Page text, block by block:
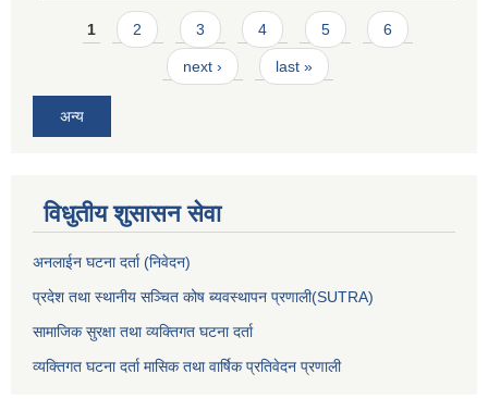
Pages
1 2 3 4 5 6
next › last »
अन्य
विधुतीय शुसासन सेवा
अनलाईन घटना दर्ता (निवेदन)
प्रदेश तथा स्थानीय सञ्चित कोष ब्यवस्थापन प्रणाली(SUTRA)
सामाजिक सुरक्षा तथा व्यक्तिगत घटना दर्ता
व्यक्तिगत घटना दर्ता मासिक तथा वार्षिक प्रतिवेदन प्रणाली